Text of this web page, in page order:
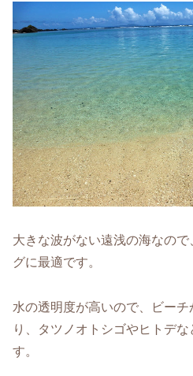
大きな波がない遠浅の海なの
グに最適です。
水の透明度が高いので、ビー
り、タツノオトシゴやヒトデ
す。